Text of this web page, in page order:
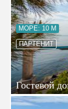
МОРЕ: 10 М
ПАРТЕНИТ
Гостевой